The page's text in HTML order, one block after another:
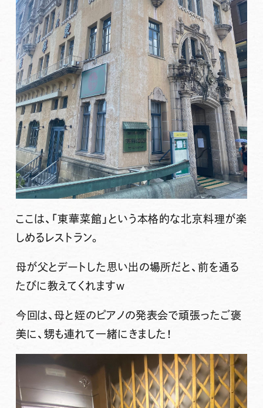
ここは、「東華菜館」という本格的な北京料理が楽
しめるレストラン。
母が父とデートした思い出の場所だと、前を通る
たびに教えてくれますw
今回は、母と姪のピアノの発表会で頑張ったご褒
美に、甥も連れて一緒にきました！